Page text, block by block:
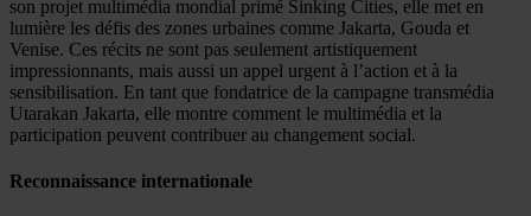
son projet multimédia mondial primé Sinking Cities, elle met en
lumière les défis des zones urbaines comme Jakarta, Gouda et
Venise. Ces récits ne sont pas seulement artistiquement
impressionnants, mais aussi un appel urgent à l’action et à la
sensibilisation. En tant que fondatrice de la campagne transmédia
Utarakan Jakarta, elle montre comment le multimédia et la
participation peuvent contribuer au changement social.
Reconnaissance internationale